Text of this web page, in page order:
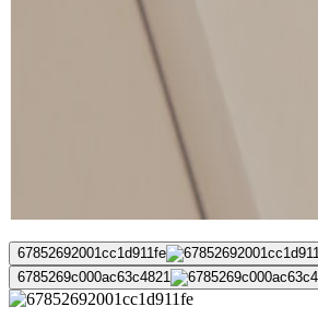
67852692001cc1d911fe
6785269c000ac63c4821